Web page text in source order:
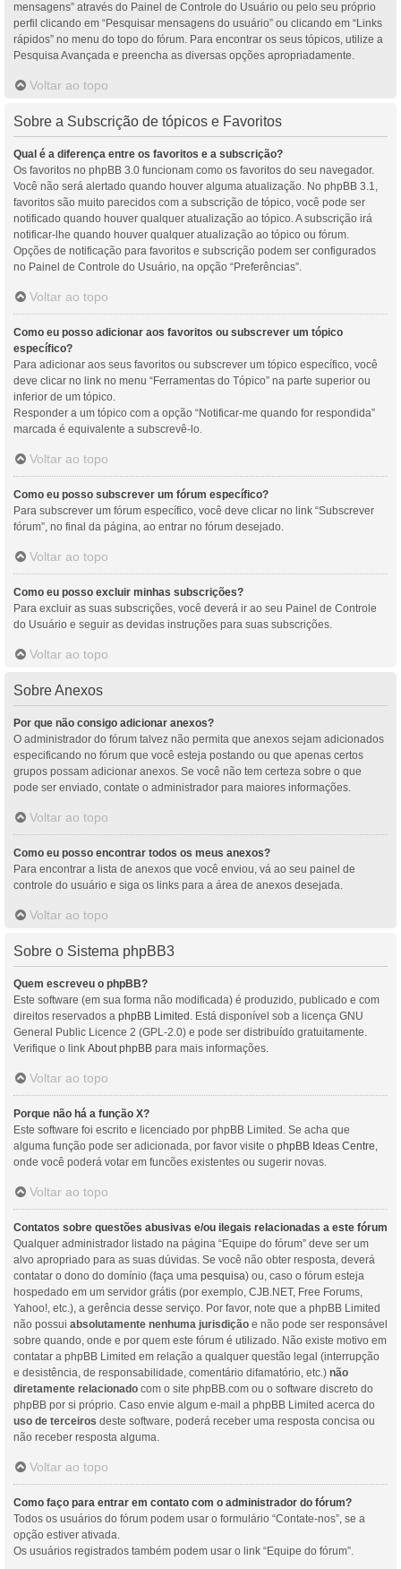
mensagens” através do Painel de Controle do Usuário ou pelo seu próprio
perfil clicando em “Pesquisar mensagens do usuário” ou clicando em “Links
rápidos” no menu do topo do fórum. Para encontrar os seus tópicos, utilize a
Pesquisa Avançada e preencha as diversas opções apropriadamente.
Voltar ao topo
Sobre a Subscrição de tópicos e Favoritos
Qual é a diferença entre os favoritos e a subscrição?
Os favoritos no phpBB 3.0 funcionam como os favoritos do seu navegador.
Você não será alertado quando houver alguma atualização. No phpBB 3.1,
favoritos são muito parecidos com a subscrição de tópico, você pode ser
notificado quando houver qualquer atualização ao tópico. A subscrição irá
notificar-lhe quando houver qualquer atualização ao tópico ou fórum.
Opções de notificação para favoritos e subscrição podem ser configurados
no Painel de Controle do Usuário, na opção “Preferências”.
Voltar ao topo
Como eu posso adicionar aos favoritos ou subscrever um tópico
específico?
Para adicionar aos seus favoritos ou subscrever um tópico específico, você
deve clicar no link no menu “Ferramentas do Tópico” na parte superior ou
inferior de um tópico.
Responder a um tópico com a opção “Notificar-me quando for respondida”
marcada é equivalente a subscrevê-lo.
Voltar ao topo
Como eu posso subscrever um fórum específico?
Para subscrever um fórum específico, você deve clicar no link “Subscrever
fórum”, no final da página, ao entrar no fórum desejado.
Voltar ao topo
Como eu posso excluir minhas subscrições?
Para excluir as suas subscrições, você deverá ir ao seu Painel de Controle
do Usuário e seguir as devidas instruções para suas subscrições.
Voltar ao topo
Sobre Anexos
Por que não consigo adicionar anexos?
O administrador do fórum talvez não permita que anexos sejam adicionados
especificando no fórum que você esteja postando ou que apenas certos
grupos possam adicionar anexos. Se você não tem certeza sobre o que
pode ser enviado, contate o administrador para maiores informações.
Voltar ao topo
Como eu posso encontrar todos os meus anexos?
Para encontrar a lista de anexos que você enviou, vá ao seu painel de
controle do usuário e siga os links para a área de anexos desejada.
Voltar ao topo
Sobre o Sistema phpBB3
Quem escreveu o phpBB?
Este software (em sua forma não modificada) é produzido, publicado e com
direitos reservados a phpBB Limited . Está disponível sob a licença GNU
General Public Licence 2 (GPL-2.0) e pode ser distribuído gratuitamente.
Verifique o link About phpBB para mais informações.
Voltar ao topo
Porque não há a função X?
Este software foi escrito e licenciado por phpBB Limited. Se acha que
alguma função pode ser adicionada, por favor visite o phpBB Ideas Centre,
onde você poderá votar em funcões existentes ou sugerir novas.
Voltar ao topo
Contatos sobre questões abusivas e/ou ilegais relacionadas a este fórum
Qualquer administrador listado na página “Equipe do fórum” deve ser um
alvo apropriado para as suas dúvidas. Se você não obter resposta, deverá
contatar o dono do domínio (faça uma pesquisa) ou, caso o fórum esteja
hospedado em um servidor grátis (por exemplo, CJB.NET, Free Forums,
Yahoo!, etc.), a gerência desse serviço. Por favor, note que a phpBB Limited
não possui absolutamente nenhuma jurisdição e não pode ser responsável
sobre quando, onde e por quem este fórum é utilizado. Não existe motivo em
contatar a phpBB Limited em relação a qualquer questão legal (interrupção
e desistência, de responsabilidade, comentário difamatório, etc.) não
diretamente relacionado com o site phpBB.com ou o software discreto do
phpBB por si próprio. Caso envie algum e-mail a phpBB Limited acerca do
uso de terceiros deste software, poderá receber uma resposta concisa ou
não receber resposta alguma.
Voltar ao topo
Como faço para entrar em contato com o administrador do fórum?
Todos os usuários do fórum podem usar o formulário “Contate-nos”, se a
opção estiver ativada.
Os usuários registrados também podem usar o link “Equipe do fórum”.